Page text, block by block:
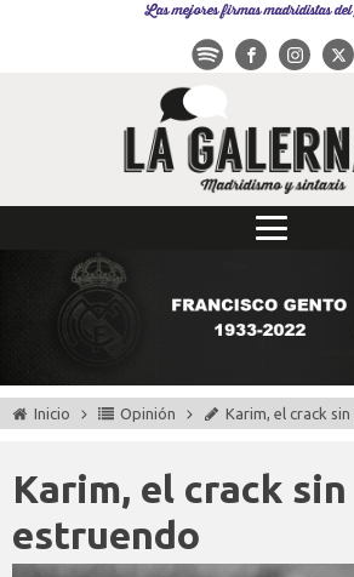
Las mejores firmas madridistas
Inicio Opinión Karim, el crack
Karim, el crack sin
estruendo